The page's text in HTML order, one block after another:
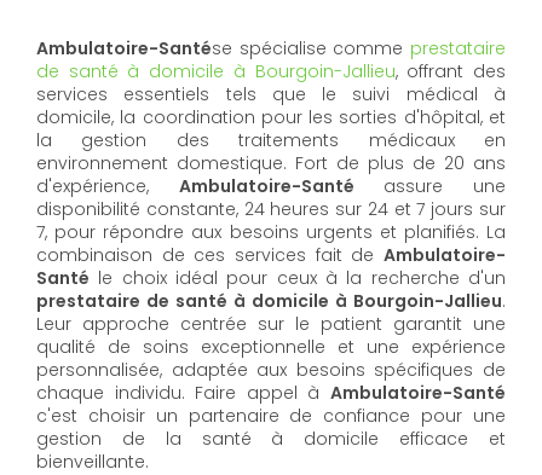
Ambulatoire-Santése spécialise comme prestataire
de santé à domicile à Bourgoin-Jallieu, offrant des
services essentiels tels que le suivi médical à
domicile, la coordination pour les sorties d'hôpital, et
la gestion des traitements médicaux en
environnement domestique. Fort de plus de 20 ans
d'expérience, Ambulatoire-Santé assure une
disponibilité constante, 24 heures sur 24 et 7 jours sur
7, pour répondre aux besoins urgents et planifiés. La
combinaison de ces services fait de Ambulatoire-
Santé le choix idéal pour ceux à la recherche d'un
prestataire de santé à domicile à Bourgoin-Jallieu.
Leur approche centrée sur le patient garantit une
qualité de soins exceptionnelle et une expérience
personnalisée, adaptée aux besoins spécifiques de
chaque individu. Faire appel à Ambulatoire-Santé
c'est choisir un partenaire de confiance pour une
gestion de la santé à domicile efficace et
bienveillante.